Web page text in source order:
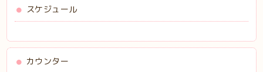
スケジュール
カウンター